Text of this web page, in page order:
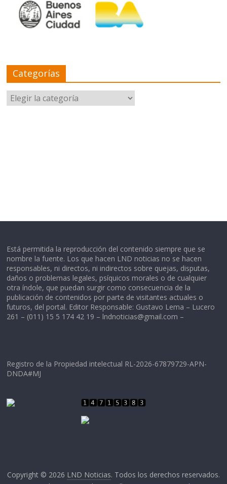
Categorías
Categorías
Está permitida la reproducción del contenido siempre que se
nombre la fuente. Los que hacen LND noticias no se hacen
responsables, ni directos, ni indirectos sobre quejas, disputas,
daños o problemas legales, psíquicos morales o de cualquier
otra índole, que puedan surgir como consecuencia de la
publicación de contenidos por parte de visitantes actuales o
futuros, del portal. Editor Responsable: Gustavo Lema – Lucero
261 – (011) 15 5 174 42 19 – lndnoticias@gmail.com –
Registro de la Propiedad intelectual RL-2026-67879729-APN-
DNDA#MJ
Copyright © 2026 LND Noticias. Todos los derechos reservados.